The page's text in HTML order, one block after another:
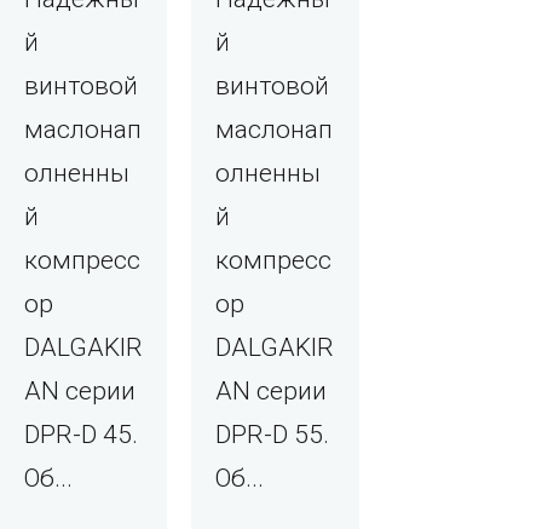
й
винтовой
маслонап
олненны
й
компресс
ор
DALGAKIR
AN серии
DPR-D 45.
Об...
й
винтовой
маслонап
олненны
й
компресс
ор
DALGAKIR
AN серии
DPR-D 55.
Об...